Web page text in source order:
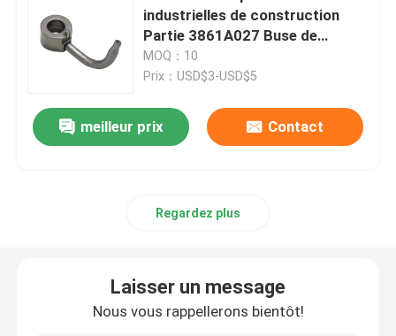
pièces de rechange de Hyundai
Parties de Lovol
Pièces détachées Shangchai
Pièces détachées Deutz
industrielles de construction
Partie 3861A027 Buse de
refroidissement à piston pour
Perkins
MOQ：10
Prix：USD$3-USD$5
meilleur prix Contact
Regardez plus
Laisser un message
Nous vous rappellerons bientôt!